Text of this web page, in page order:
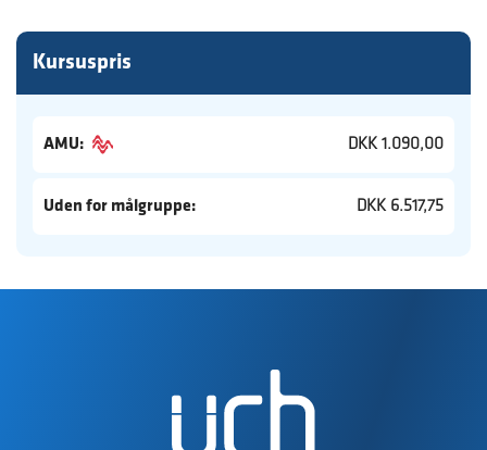
Kursuspris
AMU: DKK 1.090,00
Uden for målgruppe: DKK 6.517,75